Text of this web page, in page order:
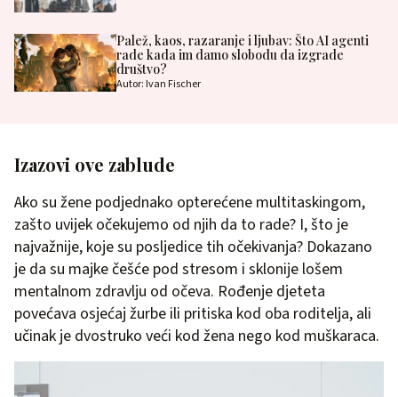
Palež, kaos, razaranje i ljubav: Što AI agenti
rade kada im damo slobodu da izgrade
društvo?
Autor: Ivan Fischer
Izazovi ove zablude
Ako su žene podjednako opterećene multitaskingom,
zašto uvijek očekujemo od njih da to rade? I, što je
najvažnije, koje su posljedice tih očekivanja? Dokazano
je da su majke češće pod stresom i sklonije lošem
mentalnom zdravlju od očeva. Rođenje djeteta
povećava osjećaj žurbe ili pritiska kod oba roditelja, ali
učinak je dvostruko veći kod žena nego kod muškaraca.